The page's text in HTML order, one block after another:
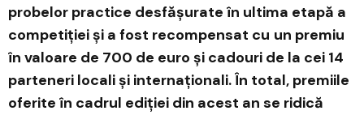
probelor practice desfășurate în ultima etapă a
competiției și a fost recompensat cu un premiu
în valoare de 700 de euro și cadouri de la cei 14
parteneri locali și internaționali. În total, premiile
oferite în cadrul ediției din acest an se ridică